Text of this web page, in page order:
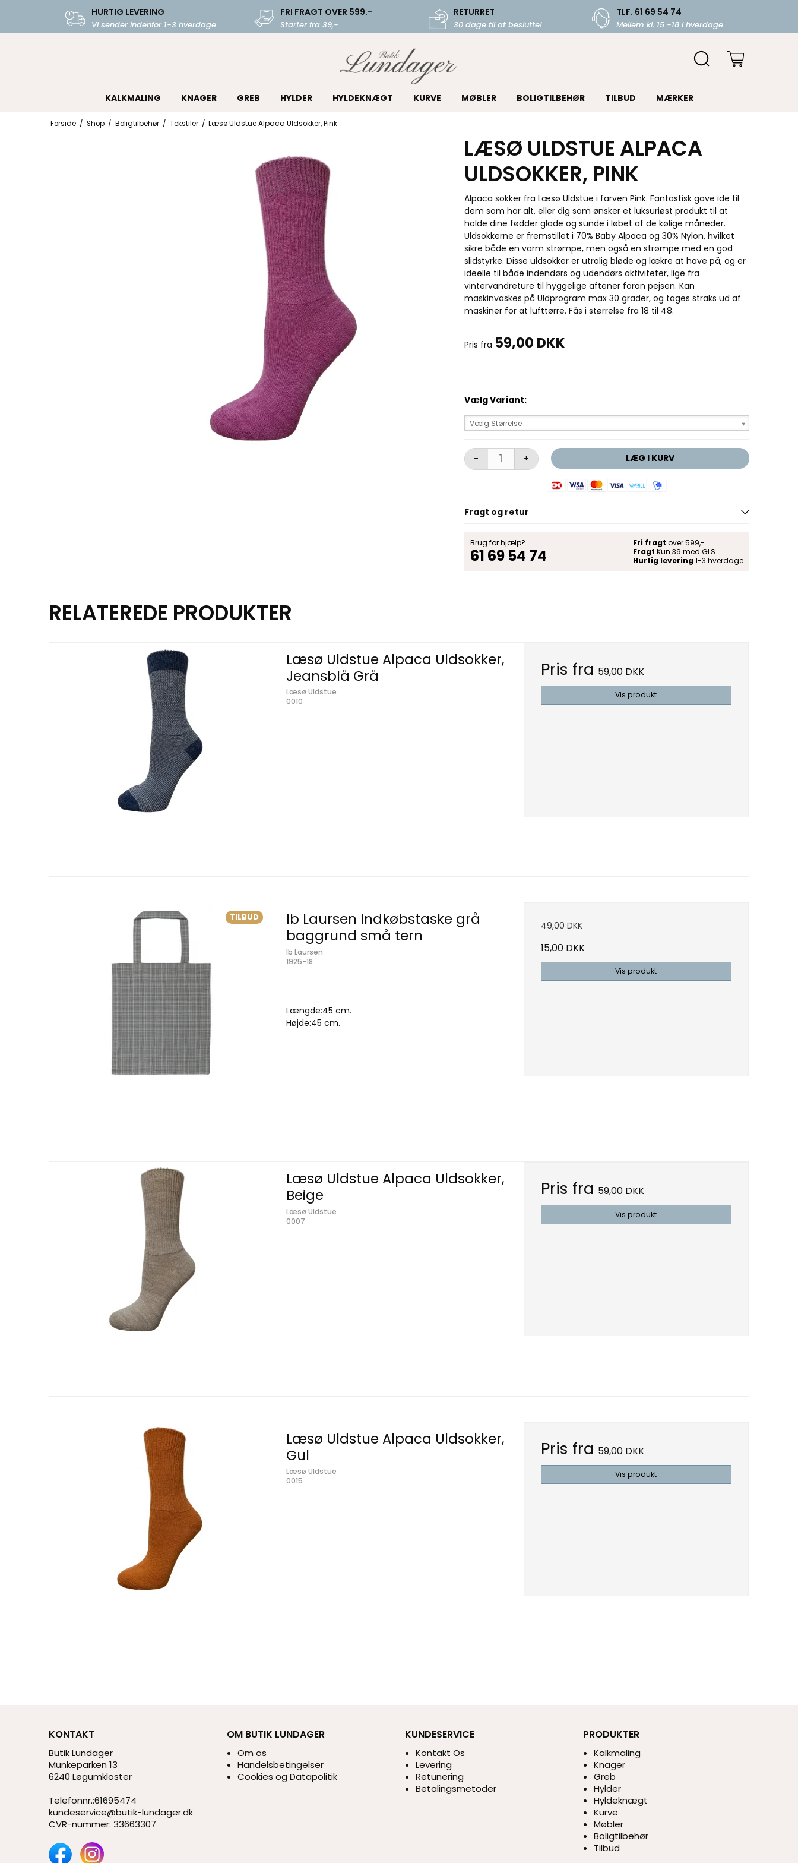
HURTIG LEVERING
Vi sender indenfor 1-3 hverdage
FRI FRAGT OVER 599.-
Starter fra 39,-
RETURRET
30 dage til at beslutte!
TLF. 61 69 54 74
Mellem kl. 15 -18 i hverdage
KALKMALING KNAGER GREB HYLDER HYLDEKNÆGT KURVE MØBLER BOLIGTILBEHØR TILBUD MÆRKER
Forside / Shop / Boligtilbehør / Tekstiler / Læsø Uldstue Alpaca Uldsokker, Pink
LÆSØ ULDSTUE ALPACA
ULDSOKKER, PINK
Alpaca sokker fra Læsø Uldstue i farven Pink. Fantastisk gave ide til
dem som har alt, eller dig som ønsker et luksuriøst produkt til at
holde dine fødder glade og sunde i løbet af de kølige måneder.
Uldsokkerne er fremstillet i 70% Baby Alpaca og 30% Nylon, hvilket
sikre både en varm strømpe, men også en strømpe med en god
slidstyrke. Disse uldsokker er utrolig bløde og lækre at have på, og er
ideelle til både indendørs og udendørs aktiviteter, lige fra
vintervandreture til hyggelige aftener foran pejsen. Kan
maskinvaskes på Uldprogram max 30 grader, og tages straks ud af
maskiner for at lufttørre. Fås i størrelse fra 18 til 48.
Pris fra 59,00 DKK
Vælg Variant:
Vælg Størrelse
- + LÆG I KURV
Fragt og retur
Brug for hjælp?
61 69 54 74
Fri fragt over 599,-
Fragt Kun 39 med GLS
Hurtig levering 1-3 hverdage
RELATEREDE PRODUKTER
Læsø Uldstue Alpaca Uldsokker,
Jeansblå Grå
Læsø Uldstue
0010
Pris fra 59,00 DKK
Vis produkt
TILBUD
Ib Laursen Indkøbstaske grå
baggrund små tern
Ib Laursen
1925-18
Længde:45 cm.
Højde:45 cm.
49,00 DKK
15,00 DKK
Vis produkt
Læsø Uldstue Alpaca Uldsokker,
Beige
Læsø Uldstue
0007
Pris fra 59,00 DKK
Vis produkt
Læsø Uldstue Alpaca Uldsokker,
Gul
Læsø Uldstue
0015
Pris fra 59,00 DKK
Vis produkt
KONTAKT
Butik Lundager
Munkeparken 13
6240 Løgumkloster
Telefonnr.:61695474
kundeservice@butik-lundager.dk
CVR-nummer: 33663307
OM BUTIK LUNDAGER
Om os
Handelsbetingelser
Cookies og Datapolitik
KUNDESERVICE
Kontakt Os
Levering
Retunering
Betalingsmetoder
PRODUKTER
Kalkmaling
Knager
Greb
Hylder
Hyldeknægt
Kurve
Møbler
Boligtilbehør
Tilbud